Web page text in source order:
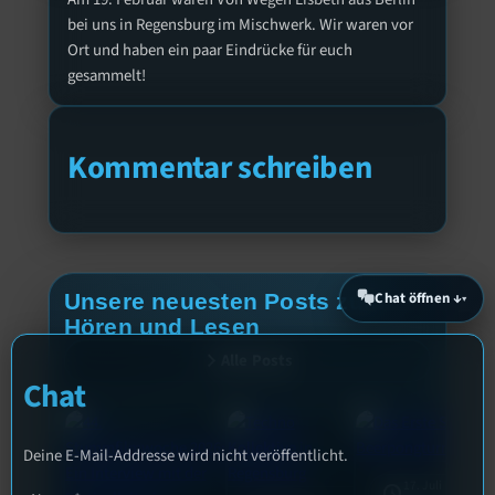
bei uns in Regensburg im Mischwerk. Wir waren vor
Ort und haben ein paar Eindrücke für euch
gesammelt!
Kommentar schreiben
Unsere neuesten Posts zum
Hören und Lesen
Chat öffnen ↓
Chat
Deine E-Mail-Addresse wird nicht veröffentlicht.